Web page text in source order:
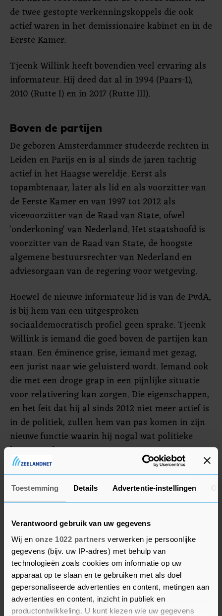
Toestemming Details Advertentie-instellingen
Verantwoord gebruik van uw gegevens
Wij en onze 1022 partners verwerken je persoonlijke
gegevens (bijv. uw IP-adres) met behulp van
technologieën zoals cookies om informatie op uw
apparaat op te slaan en te gebruiken met als doel
gepersonaliseerde advertenties en content, metingen aan
advertenties en content, inzicht in publiek en
productontwikkeling. U kunt kiezen wie uw gegevens
de twee gestopte verkenningskoppels die ook
actief waren in het demissionaire kabinet en in de
Eerste Kamer.
Tjeenk Willink heeft bovendien veel ervaring als
informateur. Hij deed dat al in 1994 (Paars-1),
2010 (Rutte I) en in 2017 (Rutte III).
Boven de partijen
De geboren Amsterdammer studeerde rechten in
Leiden en Parijs en is al sinds de jaren tachtig
actief in het Haagse wereldje. Eerst als
topambtenaar, later als lid en als voorzitter van
de Eerste Kamer en van 1997 tot 2012 als
vicevoorzitter van de Raad van State, ofwel
'onderkoning' van Nederland. Het staatshoofd is
voorzitter van de Raad van State, de hoogste
algemene bestuursrechter van Nederland en
adviesorgaan van de regering voor wetgeving.
Hoewel de nieuwe informateur lid is van de PvdA,
is bij hem van een uitgesproken
sociaaldemocratisch profiel geen sprake. Tjeenk
Willink is iemand die goed boven de partijen kan
staan. Een éminence grise, iemand met gezag,
een jurist naar wie geluisterd wordt. Iemand ook
die met een droge grap in een pijnlijke situatie
voor relativering kan zorgen. Die eigenschappen,
en het feit dat hij al sinds 2012 niet meer actief is
in de politiek, zullen hem van pas komen in zijn
nieuwe functie waarin hij nogal wat politieke
knopen zal moeten ontwarren.
Boek
Enkele jaren geleden schreef Tjeenk Willink nog
een politiek boek, waarvoor hij in 2019 de
PrinsjesBoekenprijs voor het beste politieke boek
kreeg toegekend. In 'Groter denken, kleiner doen'
roept Tjeenk Willink op tekenen van
verwaarlozing en sluipende uitholling van de
democratische rechtsorde onder ogen te zien,
positie te kiezen, het debat aan te gaan en zelf